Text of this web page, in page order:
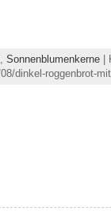
Sonnenblumenkerne |
dinkel-roggenbrot-